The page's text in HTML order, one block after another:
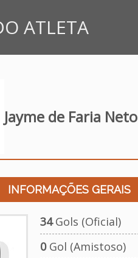
ATLETA
Jayme de Faria Neto
INFORMAÇÕES GERAIS
34Gols (Oficial)
0Gol (Amistoso)